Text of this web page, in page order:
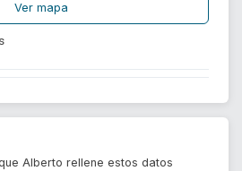
Ver mapa
Alberto rellene estos datos